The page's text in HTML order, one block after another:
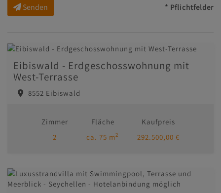
Senden * Pflichtfelder
Eibiswald - Erdgeschosswohnung mit
West-Terrasse
8552 Eibiswald
Zimmer
2
Fläche
ca. 75 m2
Kaufpreis
292.500,00 €